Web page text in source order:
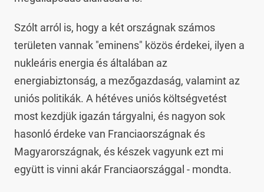
Szólt arról is, hogy a két országnak számos
területen vannak "eminens" közös érdekei, ilyen a
nukleáris energia és általában az
energiabiztonság, a mezőgazdaság, valamint az
uniós politikák. A hétéves uniós költségvetést
most kezdjük igazán tárgyalni, és nagyon sok
hasonló érdeke van Franciaországnak és
Magyarországnak, és készek vagyunk ezt mi
együtt is vinni akár Franciaországgal - mondta.